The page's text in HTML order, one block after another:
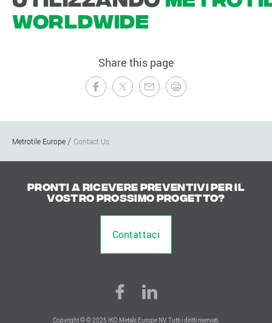
worldwide
Share this page
Metrotile Europe Contact Us
Pronti a ricevere preventivi per il
vostro prossimo progetto?
Contattaci
Copyright © © 2025 IKO Metals Europe NV. Tutti i diritti riservati.